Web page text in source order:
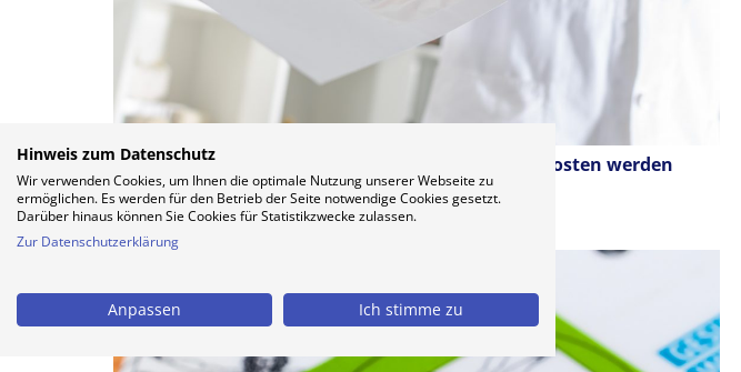
Krankschreibung per Videosprechstunde – Portokosten werden
übernommen
Hinweis zum Datenschutz
Wir verwenden Cookies, um Ihnen die optimale Nutzung unserer Webseite zu
ermöglichen. Es werden für den Betrieb der Seite notwendige Cookies gesetzt.
Darüber hinaus können Sie Cookies für Statistikzwecke zulassen.
Zur Datenschutzerklärung
Anpassen Ich stimme zu